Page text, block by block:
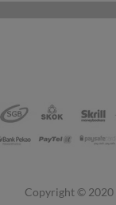
Copyright © 2020